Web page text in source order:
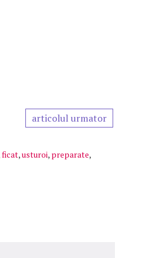
articolul urmator
ficat,usturoi, preparate,